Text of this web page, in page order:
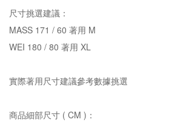
尺寸挑選建議：
MASS 171 / 60 著用 M
WEI 180 / 80 著用 XL
實際著用尺寸建議參考數據挑選
商品細部尺寸 ( CM )：